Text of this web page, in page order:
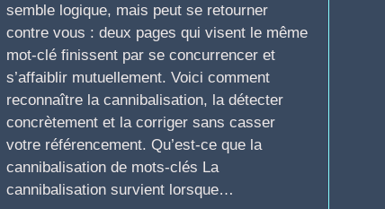
semble logique, mais peut se retourner
contre vous : deux pages qui visent le même
mot-clé finissent par se concurrencer et
s’affaiblir mutuellement. Voici comment
reconnaître la cannibalisation, la détecter
concrètement et la corriger sans casser
votre référencement. Qu’est-ce que la
cannibalisation de mots-clés La
cannibalisation survient lorsque…